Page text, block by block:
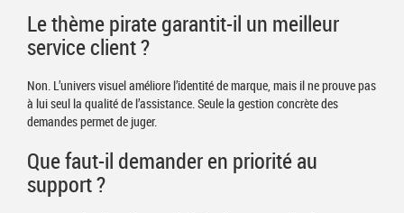
Le thème pirate garantit-il un meilleur
service client ?
Non. L’univers visuel améliore l’identité de marque, mais il ne prouve pas
à lui seul la qualité de l’assistance. Seule la gestion concrète des
demandes permet de juger.
Que faut-il demander en priorité au
support ?